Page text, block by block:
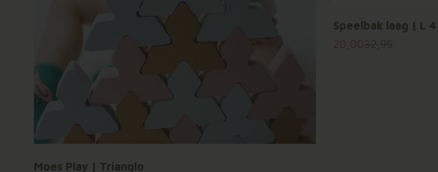
Moes Play | Trianglo
Speelbak laag | L
Aanbiedingsprijs
20,00 Normale prijs
32,95